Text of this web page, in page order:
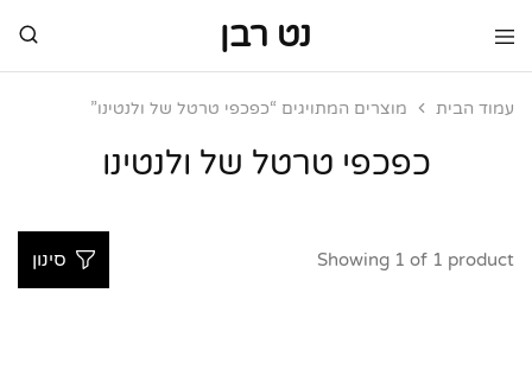
נט רבן
נט
מותגי
מותגי
עמוד הבית מוצרים המתויגים “כפכפי טרטל של ולנטינו”
כפכפי טרטל של ולנטינו
Showing 1 of 1 product